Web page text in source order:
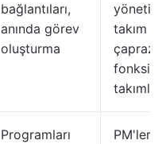
bağlantıları,
anında görev
oluşturma
takım
çapraz
takımlar
Programları
PM'ler,